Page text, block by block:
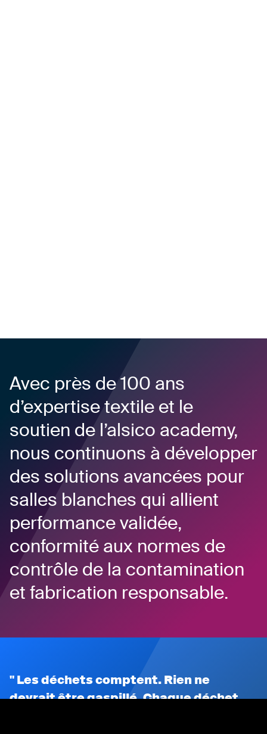
Avec près de 100 ans
d’expertise textile et le
soutien de l’alsico academy,
nous continuons à développer
des solutions avancées pour
salles blanches qui allient
performance validée,
conformité aux normes de
contrôle de la contamination
et fabrication responsable.
Les déchets comptent. Rien ne
devrait être gaspillé. Chaque déchet